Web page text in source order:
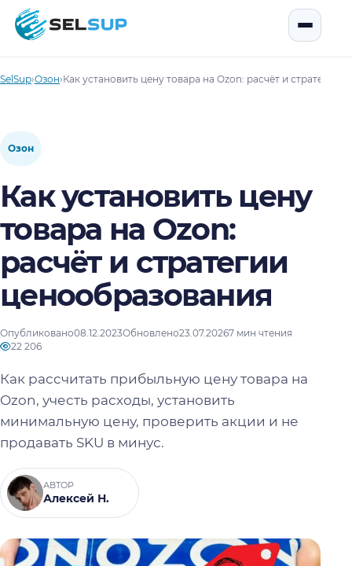
SelSup
SelSup›Озон›Как установить цену товара на Ozon: расчёт и стратегии
Озон
Как установить цену
товара на Ozon:
расчёт и стратегии
ценообразования
Опубликовано08.12.2023Обновлено23.07.20267 мин чтения
22 206
Как рассчитать прибыльную цену товара на
Ozon, учесть расходы, установить
минимальную цену, проверить акции и не
продавать SKU в минус.
АВТОР
Алексей Н.